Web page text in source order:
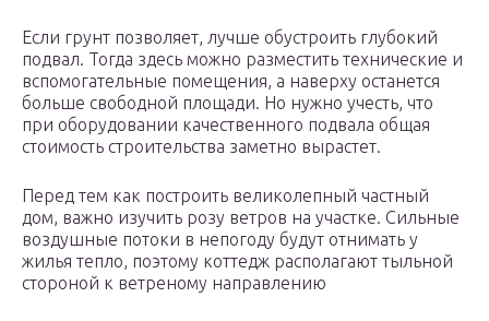
Если грунт позволяет, лучше обустроить глубокий
подвал. Тогда здесь можно разместить технические и
вспомогательные помещения, а наверху останется
больше свободной площади. Но нужно учесть, что
при оборудовании качественного подвала общая
стоимость строительства заметно вырастет.
Перед тем как построить великолепный частный
дом, важно изучить розу ветров на участке. Сильные
воздушные потоки в непогоду будут отнимать у
жилья тепло, поэтому коттедж располагают тыльной
стороной к ветреному направлению